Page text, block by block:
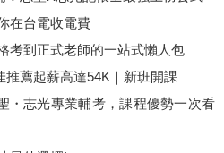
在台電收電費
考到正式老師的一站式懶人包
薦起薪高達54K｜新班開課
・志光專業輔考，課程優勢一次看